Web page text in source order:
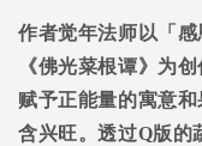
作者觉年法师以「
《佛光菜根谭》为
赋予正能量的寓意
含兴旺。透过Q版的